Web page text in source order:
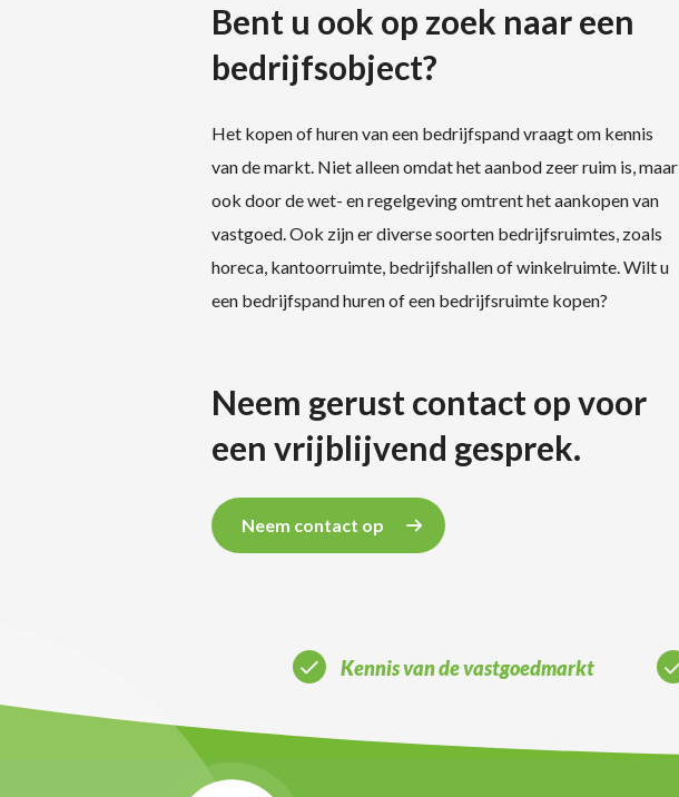
Bent u ook op zoek naar een
bedrijfsobject?
Het kopen of huren van een bedrijfspand vraagt om kennis
van de markt. Niet alleen omdat het aanbod zeer ruim is, maar
ook door de wet- en regelgeving omtrent het aankopen van
vastgoed. Ook zijn er diverse soorten bedrijfsruimtes, zoals
horeca, kantoorruimte, bedrijfshallen of winkelruimte. Wilt u
een bedrijfspand huren of een bedrijfsruimte kopen?
Neem gerust contact op voor
een vrijblijvend gesprek.
Neem contact op
Kennis van de vastgoedmarkt